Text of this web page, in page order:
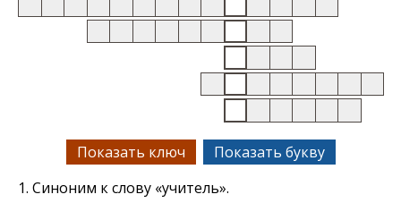
Показать ключ
Показать букву
1. Синоним к слову «учитель».